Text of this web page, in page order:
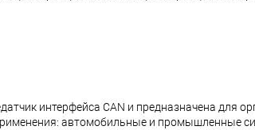
интерфейса CAN и предназначена для
автомобильные и промышленные